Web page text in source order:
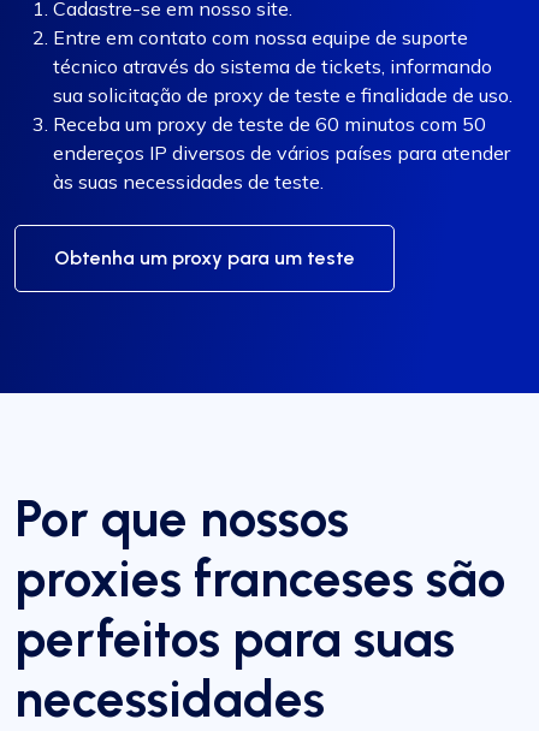
Cadastre-se em nosso site.
Entre em contato com nossa equipe de suporte
técnico através do sistema de tickets, informando
sua solicitação de proxy de teste e finalidade de uso.
Receba um proxy de teste de 60 minutos com 50
endereços IP diversos de vários países para atender
às suas necessidades de teste.
Obtenha um proxy para um teste
Por que nossos
proxies franceses são
perfeitos para suas
necessidades